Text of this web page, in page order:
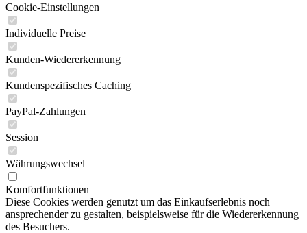
Cookie-Einstellungen
Individuelle Preise
Kunden-Wiedererkennung
Kundenspezifisches Caching
PayPal-Zahlungen
Session
Währungswechsel
Komfortfunktionen
Diese Cookies werden genutzt um das Einkaufserlebnis noch
ansprechender zu gestalten, beispielsweise für die Wiedererkennung
des Besuchers.